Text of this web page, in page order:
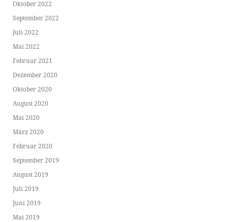
Oktober 2022
September 2022
Juli 2022
Mai 2022
Februar 2021
Dezember 2020
Oktober 2020
August 2020
Mai 2020
März 2020
Februar 2020
September 2019
August 2019
Juli 2019
Juni 2019
Mai 2019